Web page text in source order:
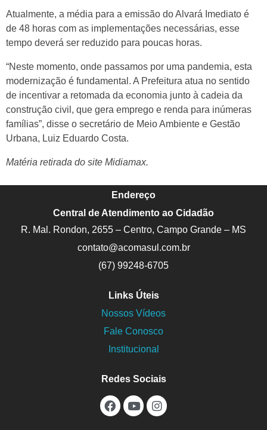
Atualmente, a média para a emissão do Alvará Imediato é
de 48 horas com as implementações necessárias, esse
tempo deverá ser reduzido para poucas horas.
“Neste momento, onde passamos por uma pandemia, esta
modernização é fundamental. A Prefeitura atua no sentido
de incentivar a retomada da economia junto à cadeia da
construção civil, que gera emprego e renda para inúmeras
famílias”, disse o secretário de Meio Ambiente e Gestão
Urbana, Luiz Eduardo Costa.
Matéria retirada do site Midiamax.
Endereço
Central de Atendimento ao Cidadão
R. Mal. Rondon, 2655 – Centro, Campo Grande – MS
contato@acomasul.com.br
(67) 99248-6705
Links Úteis
Nossos Vídeos
Fale Conosco
Institucional
Redes Sociais